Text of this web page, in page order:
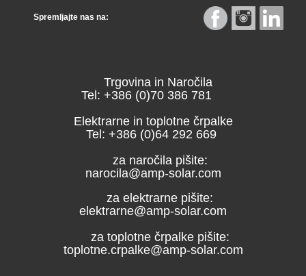
Spremljajte nas na:
Trgovina in Naročila
Tel: +386 (0)70 386 781
Elektrarne in toplotne črpalke
Tel: +386 (0)64 292 669
za naročila pišite:
narocila@amp-solar.com
za elektrarne pišite:
elektrarne@amp-solar.com
za toplotne črpalke pišite:
toplotne.crpalke@amp-solar.com